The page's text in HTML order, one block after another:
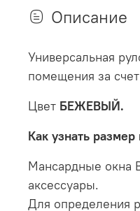
Описание
Универсальная
помещения за
Цвет БЕЖЕВЫЙ.
Как узнать
Мансардные окна
аксессуары.
Для определения